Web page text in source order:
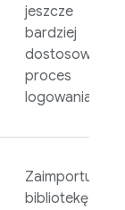
jeszcze
bardziej
dostosować
proces
logowania.
Zaimportuj
bibliotekę